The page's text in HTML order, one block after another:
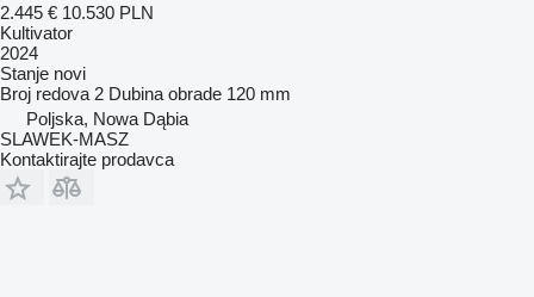
2.445 € 10.530 PLN
Kultivator
2024
Stanje novi
Broj redova 2 Dubina obrade 120 mm
Poljska, Nowa Dąbia
SLAWEK-MASZ
Kontaktirajte prodavca